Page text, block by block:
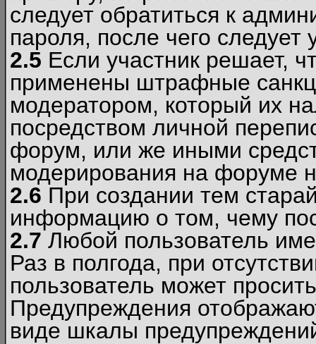
следует обратиться к
пароля, после чего следует
2.5 Если участник решает,
применены штрафные
модератором, который их
посредством личной
форум, или же иными
модерирования на форуме
2.6 При создании тем
информацию о том, чему
2.7 Любой пользователь
Раз в полгода, при
пользователь может
Предупреждения
виде шкалы